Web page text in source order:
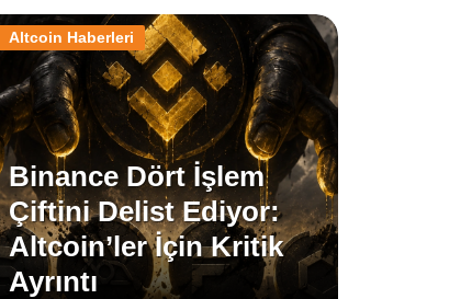
Facebook
Instagram
Youtube
Binance Dört İşlem
Çiftini Delist Ediyor:
Altcoin’ler İçin Kritik
Ayrıntı
Altcoin Haberleri